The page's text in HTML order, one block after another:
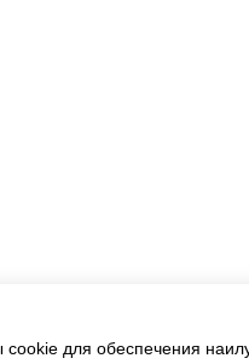
для обеспечения